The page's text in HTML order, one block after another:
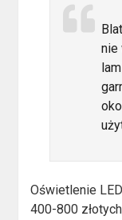
nie
Oświetlenie
400-800